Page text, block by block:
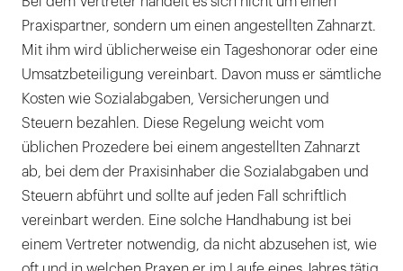
Praxispartner, sondern um einen angestellten Zahnarzt.
Mit ihm wird üblicherweise ein Tageshonorar oder eine
Umsatzbeteiligung vereinbart. Davon muss er sämtliche
Kosten wie Sozialabgaben, Versicherungen und
Steuern bezahlen. Diese Regelung weicht vom
üblichen Prozedere bei einem angestellten Zahnarzt
ab, bei dem der Praxisinhaber die Sozialabgaben und
Steuern abführt und sollte auf jeden Fall schriftlich
vereinbart werden. Eine solche Handhabung ist bei
einem Vertreter notwendig, da nicht abzusehen ist, wie